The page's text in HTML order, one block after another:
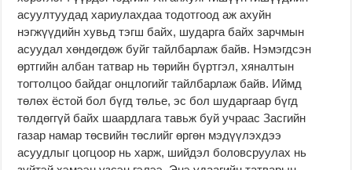
асуултуудад хариулахдаа тодотгоод аж ахуйн
нэгжүүдийн хувьд тэгш байх, шударга байх зарчмын
асуудал хөндөгдөж буйг тайлбарлаж байв. Нэмэгдсэн
өртгийн албан татвар нь төрийн бүртгэл, хяналтын
тогтолцоо байдаг онцлогийг тайлбарлаж байв. Иймд
төлөх ёстой бол бүгд төлье, эс бол шударгаар бүгд
төлдөггүй байх шаардлага тавьж буй учраас Засгийн
газар намар төсвийн төслийг өргөн мэдүүлэхдээ
асуудлыг цогцоор нь харж, шийдэл боловсруулах нь